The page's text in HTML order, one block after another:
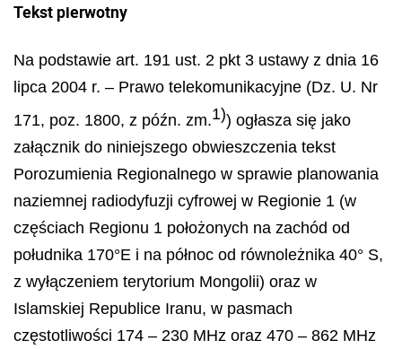
Tekst pierwotny
Na podstawie art. 191 ust. 2 pkt 3 ustawy z dnia 16
lipca 2004 r. – Prawo telekomunikacyjne (Dz. U. Nr
171, poz. 1800, z późn. zm.1)) ogłasza się jako
załącznik do niniejszego obwieszczenia tekst
Porozumienia Regionalnego w sprawie planowania
naziemnej radiodyfuzji cyfrowej w Regionie 1 (w
częściach Regionu 1 położonych na zachód od
południka 170°E i na północ od równoleżnika 40° S,
z wyłączeniem terytorium Mongolii) oraz w
Islamskiej Republice Iranu, w pasmach
częstotliwości 174 – 230 MHz oraz 470 – 862 MHz